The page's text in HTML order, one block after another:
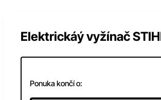
Elektrickáý vyžínač
Ponuka končí o: